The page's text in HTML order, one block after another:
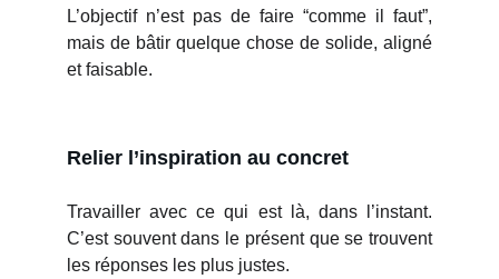
L’objectif n’est pas de faire “comme il faut”,
mais de bâtir quelque chose de solide, aligné
et faisable.
Travailler avec ce qui est là, dans l’instant.
C’est souvent dans le présent que se trouvent
les réponses les plus justes.
Relier l’inspiration au concret